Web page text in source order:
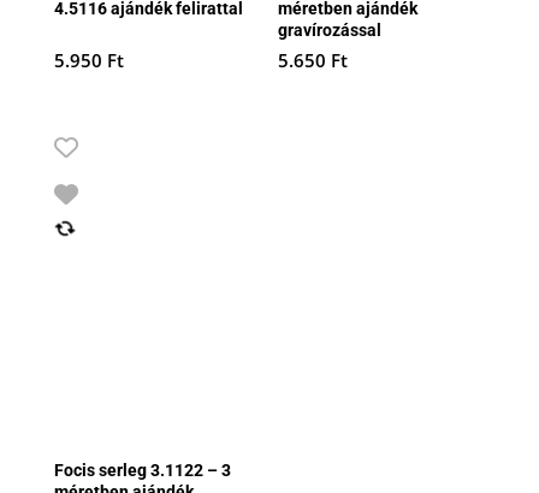
4.5116 ajándék felirattal
5.950 Ft
méretben ajándék
gravírozással
5.650 Ft
Focis serleg 3.1122 – 3